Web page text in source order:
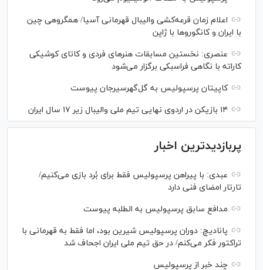
اعلام زمان قرعه‌کشی والیبال قهرمانی آسیا/ همگروهی چین
با ایران و کانگورو‌ها با ژاپن
عنصری: نخستین مسابقات هنر‌های فردی و کاتای کوشیکی
کاراته با نگاهی فراسبکی برگزار می‌شود
کاپیتان پرسپولیس به گل‌گهرسیرجان پیوست
۱۴ بازیکن در اردوی نهایی تیم ملی والیبال زیر ۱۷ سال ایران
پربازدیدترین اخبار
عبدی: با پیراهن پرسپولیس فقط برای بُرد بازی می‌کنیم/
تارتار امضای فنی دارد
مدافع سابق پرسپولیس به الطلبه پیوست
پانادیچ: دوران پرسپولیس شیرین بود، اما فقط به قهرمانی با
تراکتور فکر می‌کنم/ در حق تیم ملی ایران اجحاف شد
چند خبر از پرسپولیس